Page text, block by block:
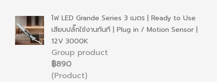
ไฟ LED Grande Series 3 เมตร | Ready to Use
เสียบปลั๊กใช้งานทันที | Plug in / Motion Sensor |
12V 3000K
Group product
฿890
(Product)